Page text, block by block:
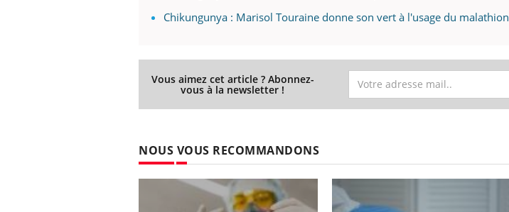
Chikungunya : Marisol Touraine donne son vert à l'usage du malathion
Vous aimez cet article ? Abonnez-
vous à la newsletter !
NOUS VOUS RECOMMANDONS